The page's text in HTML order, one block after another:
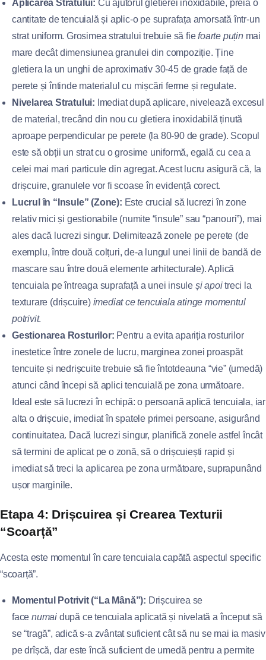
Aplicarea Stratului: Cu ajutorul gletierei inoxidabile, preia o
cantitate de tencuială și aplic-o pe suprafața amorsată într-un
strat uniform. Grosimea stratului trebuie să fiefoarte puținmai
mare decât dimensiunea granulei din compoziție. Ține
gletiera la un unghi de aproximativ 30-45 de grade față de
perete și întinde materialul cu mișcări ferme și regulate.
Nivelarea Stratului: Imediat după aplicare, nivelează excesul
de material, trecând din nou cu gletiera inoxidabilă ținută
aproape perpendicular pe perete (la 80-90 de grade). Scopul
este să obții un strat cu o grosime uniformă, egală cu cea a
celei mai mari particule din agregat. Acest lucru asigură că, la
drișcuire, granulele vor fi scoase în evidență corect.
Lucrul în “Insule” (Zone): Este crucial să lucrezi în zone
relativ mici și gestionabile (numite “insule” sau “panouri”), mai
ales dacă lucrezi singur. Delimitează zonele pe perete (de
exemplu, între două colțuri, de-a lungul unei linii de bandă de
mascare sau între două elemente arhitecturale). Aplică
tencuiala pe întreaga suprafață a unei insule și apoitreci la
texturare (drișcuire) imediat ce tencuiala atinge momentul
potrivit.
Gestionarea Rosturilor: Pentru a evita apariția rosturilor
inestetice între zonele de lucru, marginea zonei proaspăt
tencuite și nedrișcuite trebuie să fie întotdeauna “vie” (umedă)
atunci când începi să aplici tencuială pe zona următoare.
Ideal este să lucrezi în echipă: o persoană aplică tencuiala, iar
alta o drișcuie, imediat în spatele primei persoane, asigurând
continuitatea. Dacă lucrezi singur, planifică zonele astfel încât
să termini de aplicat pe o zonă, să o drișcuiești rapid și
imediat să treci la aplicarea pe zona următoare, suprapunând
ușor marginile.
Etapa 4: Drișcuirea și Crearea Texturii
“Scoarță”
Acesta este momentul în care tencuiala capătă aspectul specific
“scoarță”.
Momentul Potrivit (“La Mână”): Drișcuirea se
face numai după ce tencuiala aplicată și nivelată a început să
se “tragă”, adică s-a zvântat suficient cât să nu se mai ia masiv
pe drîșcă, dar este încă suficient de umedă pentru a permite